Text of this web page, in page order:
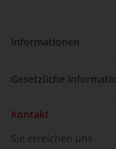
Informationen
Gesetzliche
Kontakt
Sie erreichen uns